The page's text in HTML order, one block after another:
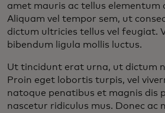
amet mauris ac tellus elementum
Aliquam vel tempor sem, ut
dictum ultricies tellus vel feugiat.
bibendum ligula mollis luctus.
Ut tincidunt erat urna, ut dictum
Proin eget lobortis turpis, vel
natoque penatibus et magnis dis
nascetur ridiculus mus. Donec ac